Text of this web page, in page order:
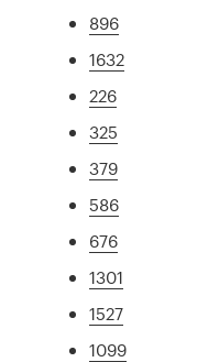
896
1632
226
325
379
586
676
1301
1527
1099